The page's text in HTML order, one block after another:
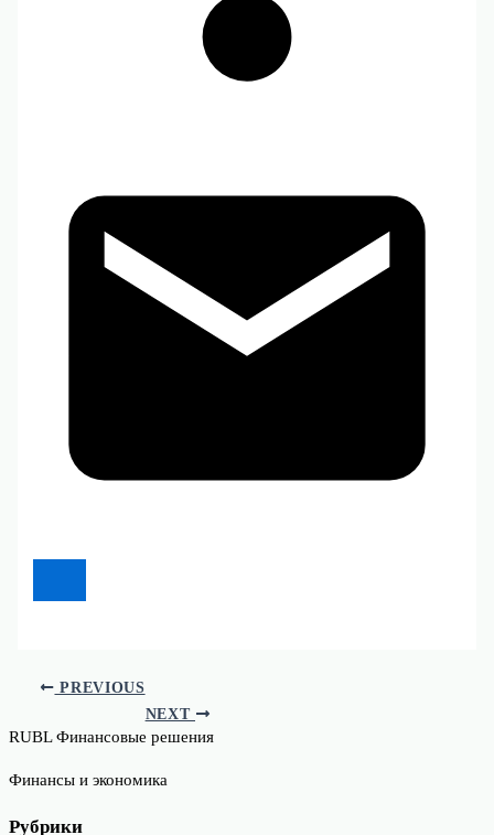
PREVIOUS
NEXT
RUBL Финансовые решения
Финансы и экономика
Рубрики